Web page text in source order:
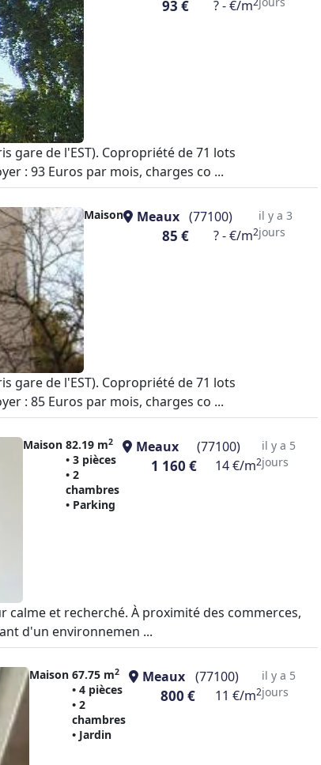
93 €
? - €/m
gare de l'EST). Copropriété de 71 lots
: 93 Euros par mois, charges co ...
Maison Meaux
85 €
(77100)
? - €/m2
il y a 3
jours
gare de l'EST). Copropriété de 71 lots
: 85 Euros par mois, charges co ...
Maison 82.19 m2
• 3 pièces
• 2
chambres
• Parking
Meaux
1 160 €
(77100)
14 €/m2
il y a 5
jours
calme et recherché. À proximité des commerces,
d'un environnemen ...
Maison 67.75 m2
• 4 pièces
• 2
chambres
• Jardin
Meaux
800 €
(77100)
11 €/m2
il y a 5
jours